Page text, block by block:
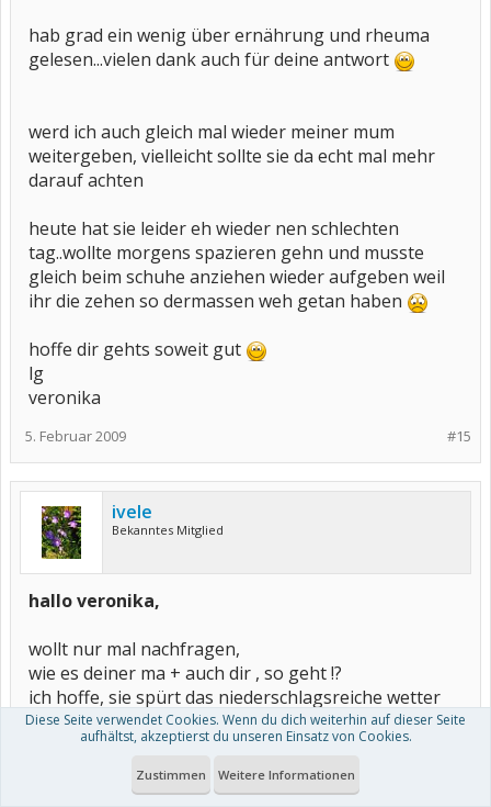
hab grad ein wenig über ernährung und rheuma
gelesen...vielen dank auch für deine antwort
werd ich auch gleich mal wieder meiner mum
weitergeben, vielleicht sollte sie da echt mal mehr
darauf achten
heute hat sie leider eh wieder nen schlechten
tag..wollte morgens spazieren gehn und musste
gleich beim schuhe anziehen wieder aufgeben weil
ihr die zehen so dermassen weh getan haben
hoffe dir gehts soweit gut
lg
veronika
#15
5. Februar 2009
ivele
Bekanntes Mitglied
hallo veronika,
wollt nur mal nachfragen,
wie es deiner ma + auch dir , so geht !?
ich hoffe, sie spürt das niederschlagsreiche wetter
nicht allzu schlimm ,
leider macht sich das ja bei den meisten hier ziemlich
fies bemerkbar
nun ist es ja nicht mehr soooo lang zum termin !
Diese Seite verwendet Cookies. Wenn du dich weiterhin auf dieser Seite
aufhältst, akzeptierst du unseren Einsatz von Cookies.
Zustimmen Weitere Informationen